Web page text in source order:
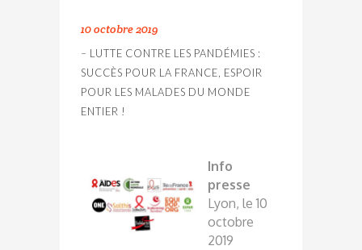
10 octobre 2019
– LUTTE CONTRE LES PANDÉMIES :
SUCCÈS POUR LA FRANCE, ESPOIR
POUR LES MALADES DU MONDE
ENTIER !
Info
presse
Lyon, le 10
octobre
2019